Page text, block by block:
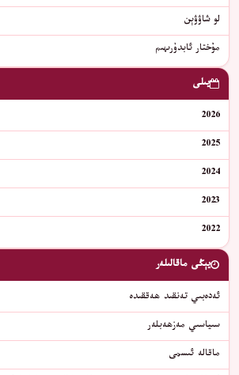
لو شاۋۋېن
مۇختار ئابدۇرىھىم
يىلى
2026
2025
2024
2023
2022
يېڭى ماقالىلەر
ئەدەبىي تەنقىد ھەققىدە
سىياسىي مەزھەبلەر
ماقالە ئىسمى